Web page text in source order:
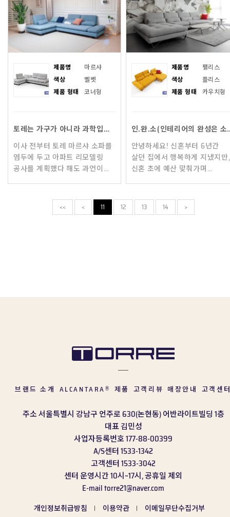
제품명
마르샤
색상
벨벳
제품 형태
코너형
토레는 가구가 아니라 과학입니다^^
이사 전부터 토레 마르샤 소파를
염두에 두고 아파트 리모델링
공사를 계획했다 해도 과언이
제품명
팰리스
색상
플리스
제품 형태
카우치형
인.완.소(
안녕하세요! 신혼부터 6년간
살던 집에서 행복하게 지냈지만,
신혼 초에 예산 맞춰가며
위에 누워있으면 허리가 나
<< < 11 12 13 14 >
브랜드 소개 ALCANTARA® 제품 고객리뷰 매장안내 고객센
주소서울특별시 강남구 언주로 630(논현동) 어반라이트빌딩 1층
대표김민성
사업자등록번호177-88-00399
A/S센터1533-1342
고객센터1533-3042
센터 운영시간10시~17시, 공휴일 제외
E-mailtorre21@naver.com
개인정보취급방침 이용약관 이메일무단수집거부